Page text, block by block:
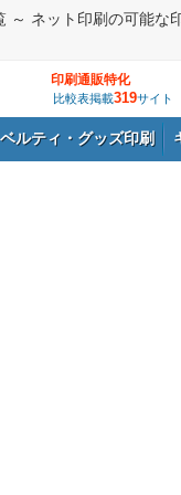
～ ネット印刷の可能な
印刷通販特化
比較表掲載319サイト
ルティ・グッズ印刷